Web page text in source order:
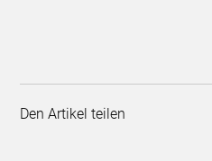
Den Artikel teilen